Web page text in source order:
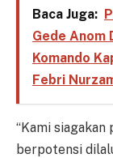
Baca Juga:
Gede Anom
Komando
Febri
“Kami
berpotensi